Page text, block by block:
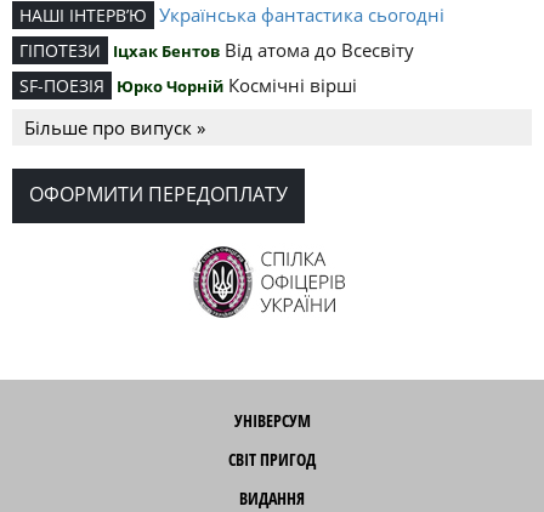
НАШІ ІНТЕРВ’Ю Українська фантастика сьогодні
ГІПОТЕЗИ Іцхак Бентов Від атома до Всесвіту
SF-ПОЕЗІЯ Юрко Чорній Космічні вірші
Більше про випуск »
ОФОРМИТИ ПЕРЕДОПЛАТУ
УНІВЕРСУМ
СВІТ ПРИГОД
ВИДАННЯ